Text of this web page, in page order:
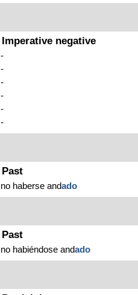
Imperative negative
-
-
-
-
-
-
Past
no haberse andado
Past
no habiéndose andado